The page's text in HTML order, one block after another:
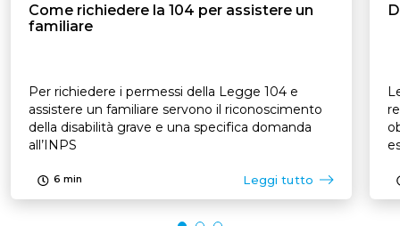
Come richiedere la 104 per assistere un
familiare
Per richiedere i permessi della Legge 104 e
assistere un familiare servono il riconoscimento
della disabilità grave e una specifica domanda
all’INPS
6 min Leggi tutto